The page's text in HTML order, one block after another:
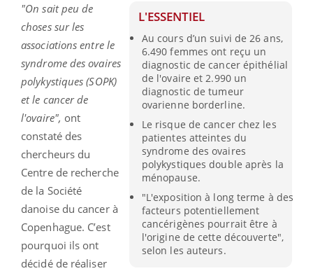
L'ESSENTIEL
Au cours d’un suivi de 26 ans,
6.490 femmes ont reçu un
diagnostic de cancer épithélial
de l'ovaire et 2.990 un
diagnostic de tumeur
ovarienne borderline.
Le risque de cancer chez les
patientes atteintes du
syndrome des ovaires
polykystiques double après la
ménopause.
"L'exposition à long terme à des
facteurs potentiellement
cancérigènes pourrait être à
l'origine de cette découverte",
selon les auteurs.
"On sait peu de
choses sur les
associations entre le
syndrome des ovaires
polykystiques (SOPK)
et le cancer de
l'ovaire", ont
constaté des
chercheurs du
Centre de recherche
de la Société
danoise du cancer à
Copenhague. C’est
pourquoi ils ont
décidé de réaliser